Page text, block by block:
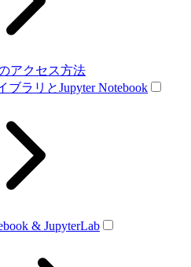
アクセス方法
ブラリとJupyter Notebook
& JupyterLab